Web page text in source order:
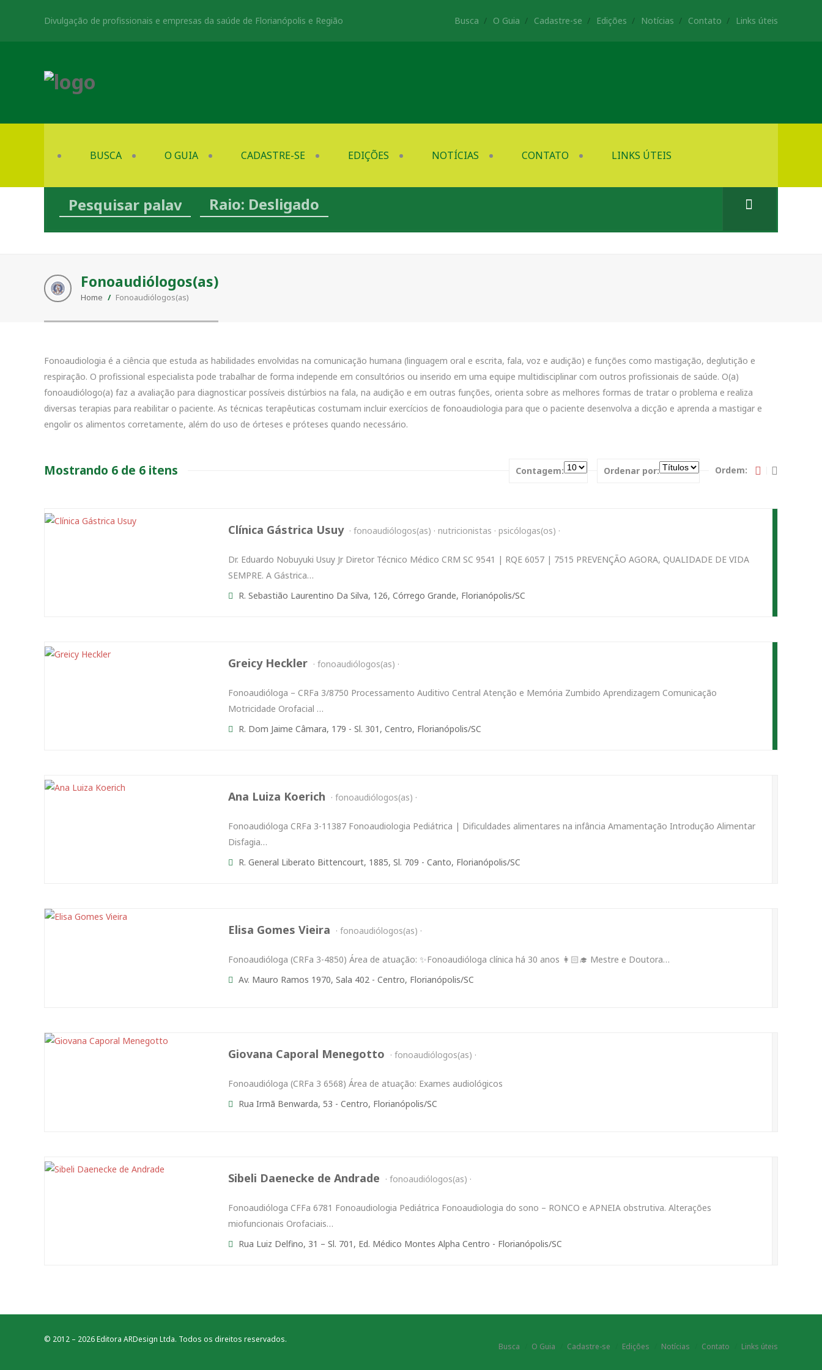
Divulgação de profissionais e empresas da saúde de Florianópolis e Região Busca O Guia Cadastre-se Edições Notícias Contato Links úteis
BUSCA O GUIA CADASTRE-SE EDIÇÕES NOTÍCIAS CONTATO LINKS ÚTEIS
Raio: Desligado
Fonoaudiólogos(as)
Home / Fonoaudiólogos(as)
Fonoaudiologia é a ciência que estuda as habilidades envolvidas na comunicação humana (linguagem oral e escrita, fala, voz e audição) e funções como mastigação, deglutição e
respiração. O profissional especialista pode trabalhar de forma independe em consultórios ou inserido em uma equipe multidisciplinar com outros profissionais de saúde. O(a)
fonoaudiólogo(a) faz a avaliação para diagnosticar possíveis distúrbios na fala, na audição e em outras funções, orienta sobre as melhores formas de tratar o problema e realiza
diversas terapias para reabilitar o paciente. As técnicas terapêuticas costumam incluir exercícios de fonoaudiologia para que o paciente desenvolva a dicção e aprenda a mastigar e
engolir os alimentos corretamente, além do uso de órteses e próteses quando necessário.
Mostrando 6 de 6 itens Contagem: Ordenar por: Ordem:
Clínica Gástrica Usuy fonoaudiólogos(as) nutricionistas psicólogas(os)
Dr. Eduardo Nobuyuki Usuy Jr Diretor Técnico Médico CRM SC 9541 | RQE 6057 | 7515 PREVENÇÃO AGORA, QUALIDADE DE VIDA
SEMPRE. A Gástrica…
R. Sebastião Laurentino Da Silva, 126, Córrego Grande, Florianópolis/SC
Greicy Heckler fonoaudiólogos(as)
Fonoaudióloga – CRFa 3/8750 Processamento Auditivo Central Atenção e Memória Zumbido Aprendizagem Comunicação
Motricidade Orofacial …
R. Dom Jaime Câmara, 179 - Sl. 301, Centro, Florianópolis/SC
Ana Luiza Koerich fonoaudiólogos(as)
Fonoaudióloga CRFa 3-11387 Fonoaudiologia Pediátrica | Dificuldades alimentares na infância Amamentação Introdução Alimentar
Disfagia…
R. General Liberato Bittencourt, 1885, Sl. 709 - Canto, Florianópolis/SC
Elisa Gomes Vieira fonoaudiólogos(as)
Fonoaudióloga (CRFa 3-4850) Área de atuação: ✨Fonoaudióloga clínica há 30 anos 👩🏻‍🎓 Mestre e Doutora…
Av. Mauro Ramos 1970, Sala 402 - Centro, Florianópolis/SC
Giovana Caporal Menegotto fonoaudiólogos(as)
Fonoaudióloga (CRFa 3 6568) Área de atuação: Exames audiológicos
Rua Irmã Benwarda, 53 - Centro, Florianópolis/SC
Sibeli Daenecke de Andrade fonoaudiólogos(as)
Fonoaudióloga CFFa 6781 Fonoaudiologia Pediátrica Fonoaudiologia do sono – RONCO e APNEIA obstrutiva. Alterações
miofuncionais Orofaciais…
Rua Luiz Delfino, 31 – Sl. 701, Ed. Médico Montes Alpha Centro - Florianópolis/SC
Busca O Guia Cadastre-se Edições Notícias Contato Links úteis
© 2012 – 2026 Editora ARDesign Ltda. Todos os direitos reservados.